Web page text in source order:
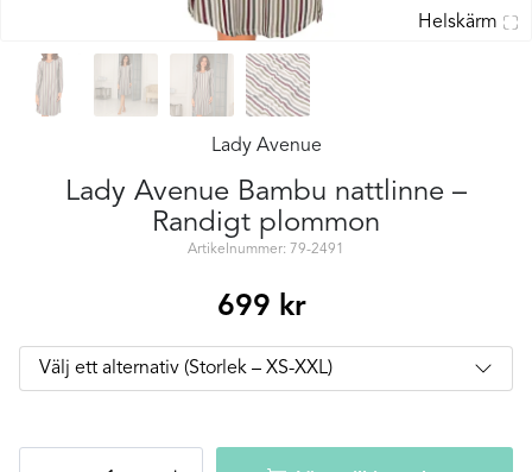
Helskärm
Lady Avenue
Lady Avenue Bambu nattlinne –
Randigt plommon
Artikelnummer: 79-2491
699 kr